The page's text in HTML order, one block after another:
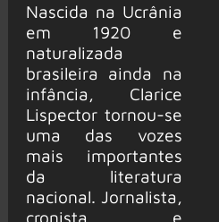
Nascida na Ucrânia
em 1920 e
naturalizada
brasileira ainda na
infância, Clarice
Lispector tornou-se
uma das vozes
mais importantes
da literatura
nacional. Jornalista,
cronista e